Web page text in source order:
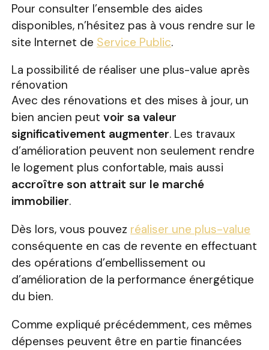
Pour consulter l’ensemble des aides
disponibles, n’hésitez pas à vous rendre sur le
site Internet de Service Public.
La possibilité de réaliser une plus-value après
rénovation
Avec des rénovations et des mises à jour, un
bien ancien peut voir sa valeur
significativement augmenter. Les travaux
d’amélioration peuvent non seulement rendre
le logement plus confortable, mais aussi
accroître son attrait sur le marché
immobilier.
Dès lors, vous pouvez réaliser une plus-value
conséquente en cas de revente en effectuant
des opérations d’embellissement ou
d’amélioration de la performance énergétique
du bien.
Comme expliqué précédemment, ces mêmes
dépenses peuvent être en partie financées